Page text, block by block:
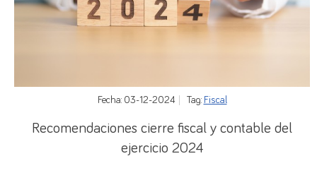
También podrán concertarse estos contratos
desde 31/3/2022 para desarrollar
trabajos
de la actividad normal de la empresa
sólo podrán producirse como plazos de espera
de recolocación entre subcontrataciones y
Fecha: 03-12-2024 Tag: Fiscal
Recomendaciones cierre fiscal y contable del
ejercicio 2024